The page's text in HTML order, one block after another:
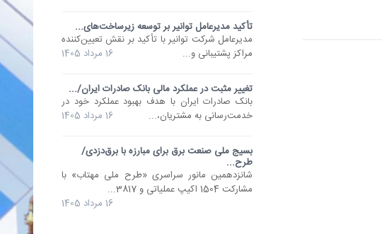
تأکید مدیرعامل توانیر بر توسعه زیرساخت‌های...
مدیرعامل شرکت توانیر با تأکید بر نقش تعیین‌کننده
مراکز پشتیبانی و...
16 مرداد 1405
تغییر مثبت در عملکرد مالی بانک صادرات ایران/...
​بانک صادرات ایران با هدف بهبود عملکرد خود در
خدمت‌رسانی به مشتریان،...
16 مرداد 1405
بسیج ملی صنعت برق برای مبارزه با برق‌دزدی/
طرح...
شانزدهمین مانور سراسری «طرح ملی مهتاب» با
مشارکت 1504 اکیپ عملیاتی و 3817...
16 مرداد 1405